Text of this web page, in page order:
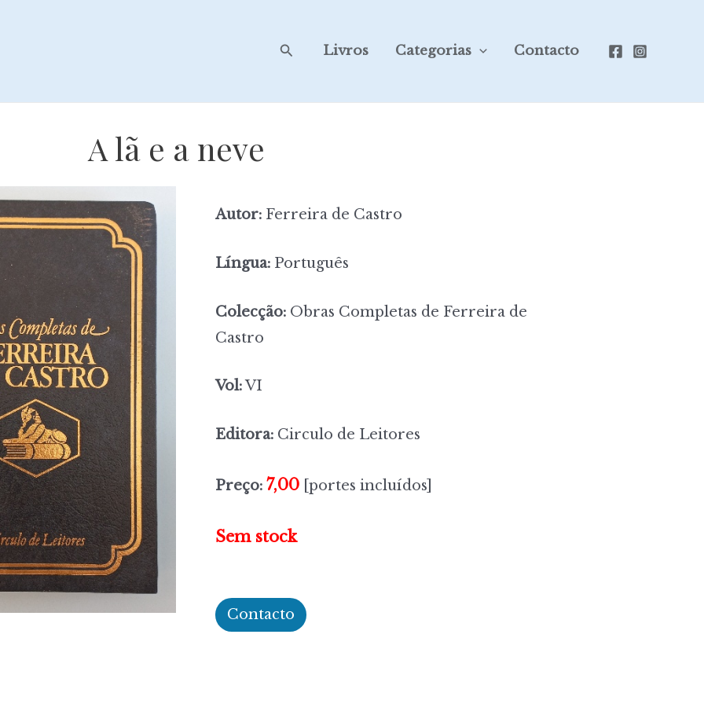
SearchLivros Categorias Contacto
A lã e a neve
Autor: Ferreira de Castro
Língua: Português
Colecção: Obras Completas de Ferreira de
Castro
Vol:VI
Editora: Circulo de Leitores
Preço: 7,00 [portes incluídos]
Sem stock
Contacto